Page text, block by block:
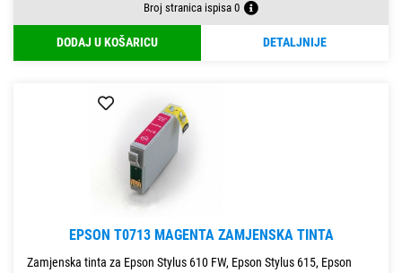
Broj stranica ispisa 0
DODAJ U KOŠARICU DETALJNIJE
EPSON T0713 MAGENTA ZAMJENSKA TINTA
Zamjenska tinta za Epson Stylus 610 FW, Epson Stylus 615, Epson